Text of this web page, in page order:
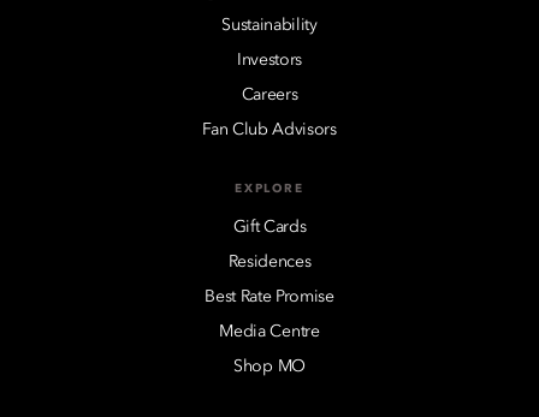
Sustainability
Investors
Careers
Fan Club Advisors
EXPLORE
Gift Cards
Residences
Best Rate Promise
Media Centre
Shop MO